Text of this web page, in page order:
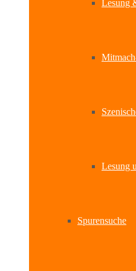
Lesung
Lesung
Spurensuche